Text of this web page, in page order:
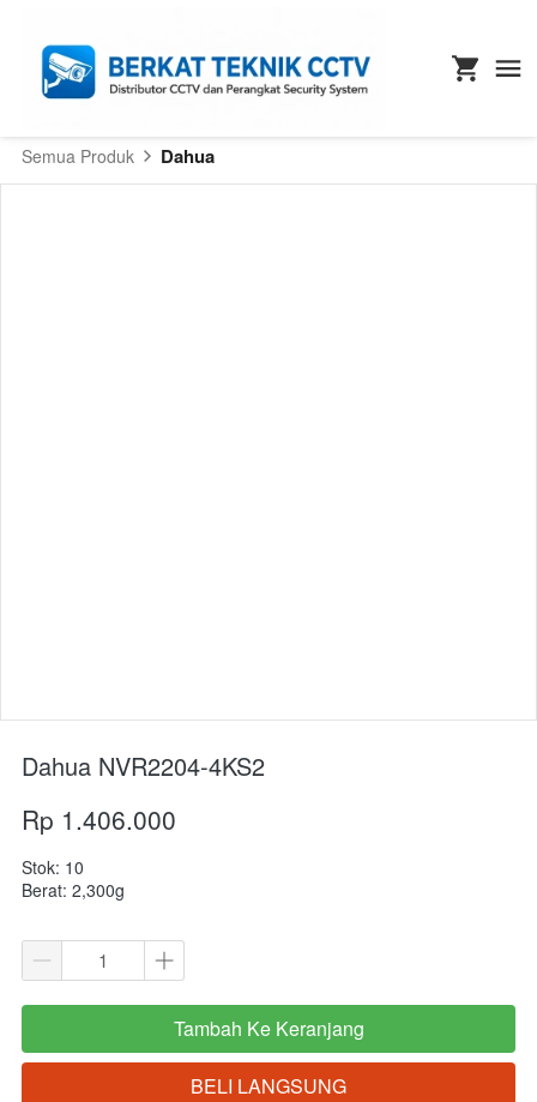
Semua Produk Dahua
Dahua NVR2204-4KS2
Rp 1.406.000
Stok: 10
Berat: 2,300g
`
Tambah Ke Keranjang
`BELI LANGSUNG